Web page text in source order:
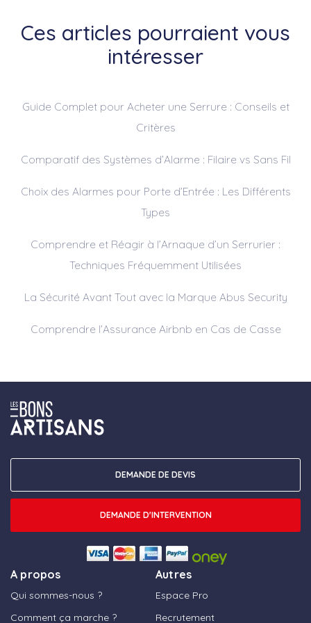
Ces articles pourraient vous
intéresser
Guide Complet pour Acheter une Serrure : Conseils et
Critères
Comparatif des Systèmes d’Alarme : Filaire vs Sans Fil
Choix des Alarmes pour Porte d’Entrée : Les Différents
Types
Comprendre et Réagir à l’Arnaque d’un Serrurier :
Techniques Fréquemment Utilisées
La Sécurité Avant Tout avec la Marque Abus Security
Comprendre l’Assurance Airbnb en Cas de Casse
A propos
Qui sommes-nous ?
Comment ça marche ?
Autres
Espace Pro
Recrutement
DEMANDE DE DEVIS
DEMANDE D'INTERVENTION